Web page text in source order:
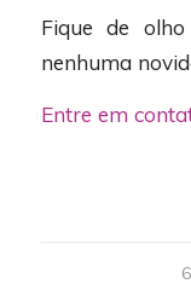
Fique de
nenhuma
Entre em